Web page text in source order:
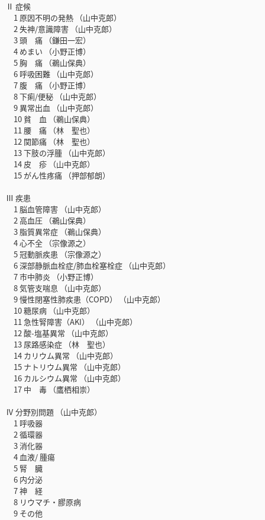
Ⅱ 症候
1 原因不明の発熱 （山中克郎）
2 失神/意識障害 （山中克郎）
3 頭 痛 （鎌田一宏）
4 めまい （小野正博）
5 胸 痛 （鵜山保典）
6 呼吸困難 （山中克郎）
7 腹 痛 （小野正博）
8 下痢/便秘 （山中克郎）
9 異常出血 （山中克郎）
10 貧 血 （鵜山保典）
11 腰 痛 （林 聖也）
12 関節痛 （林 聖也）
13 下肢の浮腫 （山中克郎）
14 皮 疹 （山中克郎）
15 がん性疼痛 （押部郁朗）
Ⅲ 疾患
1 脳血管障害 （山中克郎）
2 高血圧 （鵜山保典）
3 脂質異常症 （鵜山保典）
4 心不全 （宗像源之）
5 冠動脈疾患 （宗像源之）
6 深部静脈血栓症/肺血栓塞栓症 （山中克郎）
7 市中肺炎 （小野正博）
8 気管支喘息 （山中克郎）
9 慢性閉塞性肺疾患（COPD） （山中克郎）
10 糖尿病 （山中克郎）
11 急性腎障害（AKI） （山中克郎）
12 酸-塩基異常 （山中克郎）
13 尿路感染症 （林 聖也）
14 カリウム異常 （山中克郎）
15 ナトリウム異常 （山中克郎）
16 カルシウム異常 （山中克郎）
17 中 毒 （鷹栖相崇）
Ⅳ 分野別問題 （山中克郎）
1 呼吸器
2 循環器
3 消化器
4 血液/ 腫瘍
5 腎 臓
6 内分泌
7 神 経
8 リウマチ・膠原病
9 その他